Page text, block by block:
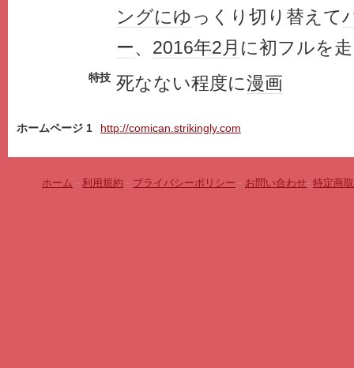
ングにゆっくり切り替えて
ー、 2016年2月 に初フルを
特技 死なない程度に漫画
ホームページ 1 http://comican.strikingly.com
ホーム - 利用規約 - プライバシーポリシー - お問い合わせ- 特定商